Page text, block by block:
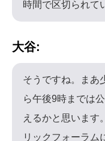
時間で区切られて
大谷:
そうですね。まあ
ら午後9時までは
えるかと思います
リックフォーラム